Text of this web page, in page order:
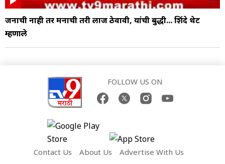
जनाची नाही तर मनाची तरी लाज ठेवावी, यांची बुद्धी... शिंदे थेट
म्हणाले
FOLLOW US ON
Contact Us About Us Advertise With Us